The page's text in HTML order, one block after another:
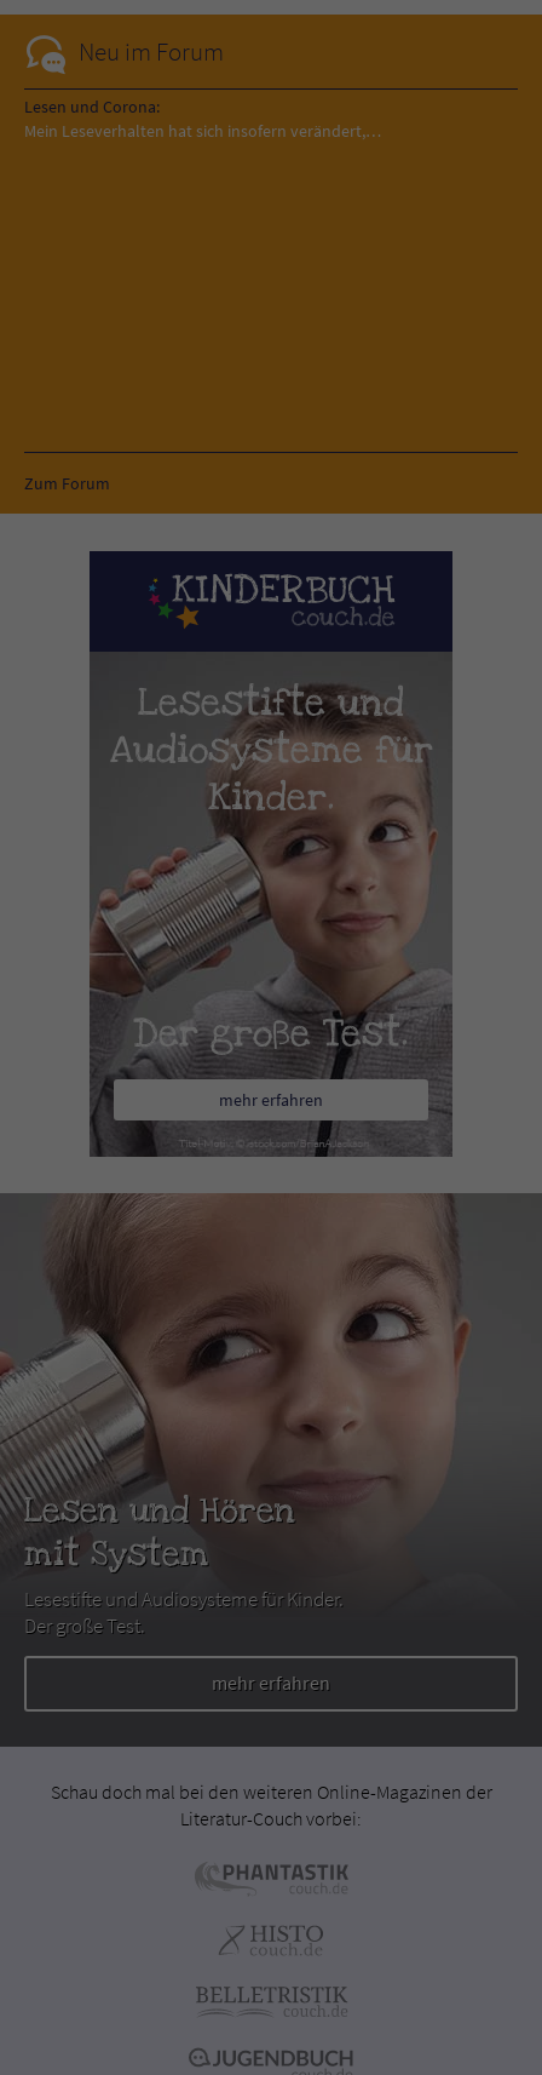
Neu im Forum
Lesen und Corona:
Mein Leseverhalten hat sich insofern verändert,…
Zum Forum
Lesestifte und
Audiosysteme für
Kinder.
Der große Test.
mehr erfahren
Lesen und Hören
mit System
Lesestifte und Audiosysteme für Kinder.
Der große Test.
mehr erfahren
Schau doch mal bei den weiteren Online-Magazinen der
Literatur-Couch vorbei: